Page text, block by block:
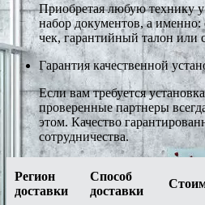
Приобретая любую технику
набор документов, а именно:
чек, гарантийный талон или
Гарантия качественной
Если вам требуется
проверенные партнеры
этом. Качество
сотрудничества.
Регион
доставки
Способ
доставки